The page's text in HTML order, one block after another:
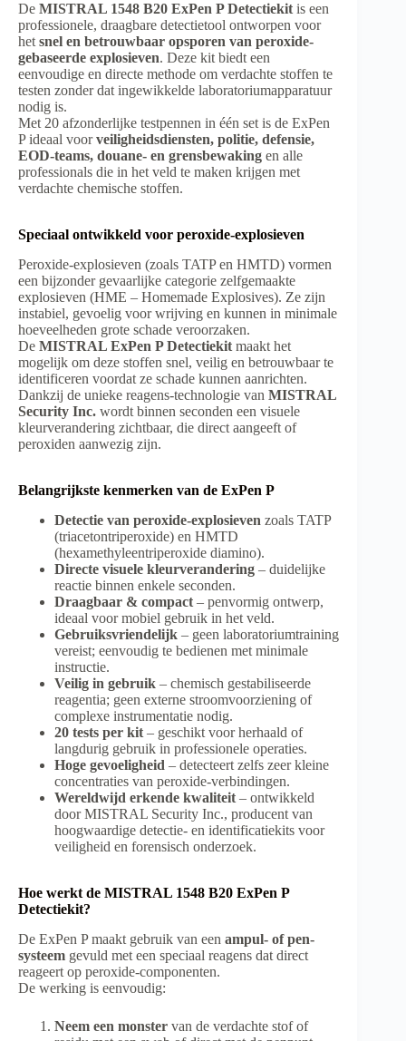
De MISTRAL 1548 B20 ExPen P Detectiekit is een
professionele, draagbare detectietool ontworpen voor
het snel en betrouwbaar opsporen van peroxide-
gebaseerde explosieven. Deze kit biedt een
eenvoudige en directe methode om verdachte stoffen te
testen zonder dat ingewikkelde laboratoriumapparatuur
nodig is.
Met 20 afzonderlijke testpennen in één set is de ExPen
P ideaal voorveiligheidsdiensten, politie, defensie,
EOD-teams, douane- en grensbewaking en alle
professionals die in het veld te maken krijgen met
verdachte chemische stoffen.
Speciaal ontwikkeld voor peroxide-explosieven
Peroxide-explosieven (zoals TATP en HMTD) vormen
een bijzonder gevaarlijke categorie zelfgemaakte
explosieven (HME – Homemade Explosives). Ze zijn
instabiel, gevoelig voor wrijving en kunnen in minimale
hoeveelheden grote schade veroorzaken.
De MISTRAL ExPen P Detectiekit maakt het
mogelijk om deze stoffen snel, veilig en betrouwbaar te
identificeren voordat ze schade kunnen aanrichten.
Dankzij de unieke reagens-technologie van MISTRAL
Security Inc. wordt binnen seconden een visuele
kleurverandering zichtbaar, die direct aangeeft of
peroxiden aanwezig zijn.
Belangrijkste kenmerken van de ExPen P
Detectie van peroxide-explosieven zoals TATP
(triacetontriperoxide) en HMTD
(hexamethyleentriperoxide diamino).
Directe visuele kleurverandering – duidelijke
reactie binnen enkele seconden.
Draagbaar & compact – penvormig ontwerp,
ideaal voor mobiel gebruik in het veld.
Gebruiksvriendelijk – geen laboratoriumtraining
vereist; eenvoudig te bedienen met minimale
instructie.
Veilig in gebruik – chemisch gestabiliseerde
reagentia; geen externe stroomvoorziening of
complexe instrumentatie nodig.
20 tests per kit – geschikt voor herhaald of
langdurig gebruik in professionele operaties.
Hoge gevoeligheid – detecteert zelfs zeer kleine
concentraties van peroxide-verbindingen.
Wereldwijd erkende kwaliteit – ontwikkeld
door MISTRAL Security Inc., producent van
hoogwaardige detectie- en identificatiekits voor
veiligheid en forensisch onderzoek.
Hoe werkt de MISTRAL 1548 B20 ExPen P
Detectiekit?
De ExPen P maakt gebruik van een ampul- of pen-
systeem gevuld met een speciaal reagens dat direct
reageert op peroxide-componenten.
De werking is eenvoudig:
Neem een monster van de verdachte stof of